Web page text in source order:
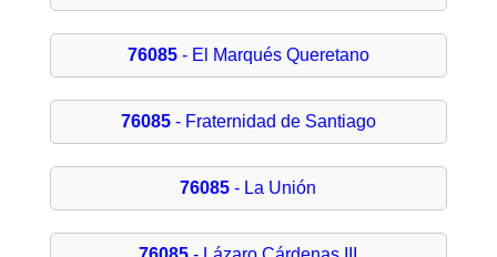
76085- El Marqués Queretano
76085- Fraternidad de Santiago
76085 - La Unión